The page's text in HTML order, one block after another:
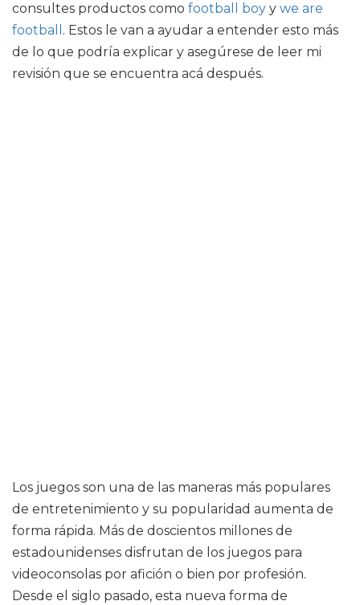
consultes productos como football boy y we are
football . Estos le van a ayudar a entender esto más
de lo que podría explicar y asegúrese de leer mi
revisión que se encuentra acá después.
Los juegos son una de las maneras más populares
de entretenimiento y su popularidad aumenta de
forma rápida. Más de doscientos millones de
estadounidenses disfrutan de los juegos para
videoconsolas por afición o bien por profesión.
Desde el siglo pasado, esta nueva forma de